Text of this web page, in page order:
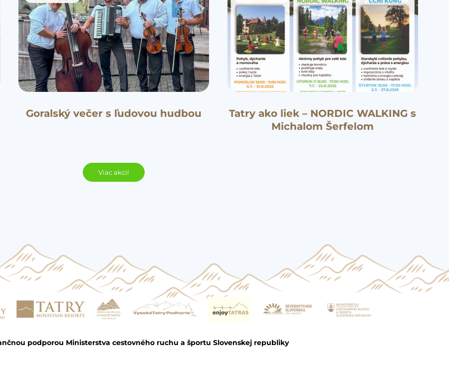
Goralský večer s ľudovou hudbou
Tatry ako liek – NORDIC WALKING s
Michalom Šerfelom
Viac akcií
podporou Ministerstva cestovného ruchu a športu Slovenskej republiky